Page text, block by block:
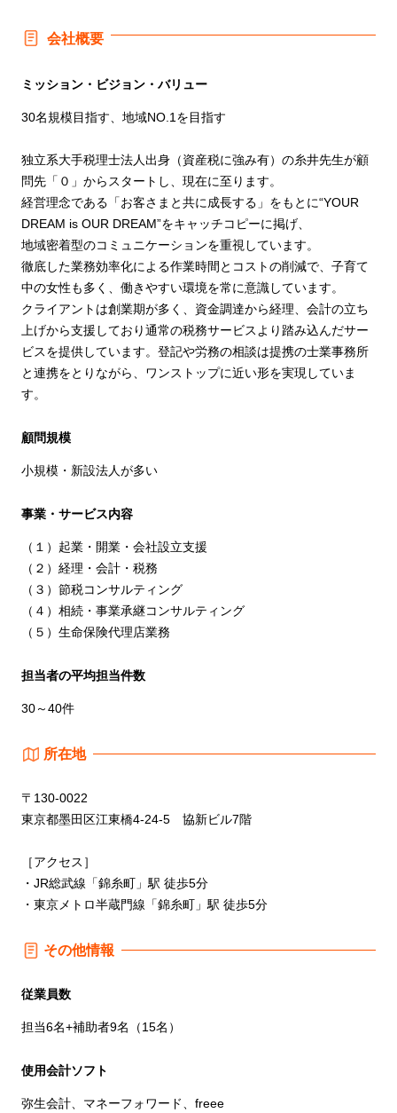
会社概要
ミッション・ビジョン・バリュー
30名規模目指す、地域NO.1を目指す
独立系大手税理士法人出身（資産税に強み有）の糸井先生が顧
問先「０」からスタートし、現在に至ります。
経営理念である「お客さまと共に成長する」をもとに“YOUR
DREAM is OUR DREAM”をキャッチコピーに掲げ、
地域密着型のコミュニケーションを重視しています。
徹底した業務効率化による作業時間とコストの削減で、子育て
中の女性も多く、働きやすい環境を常に意識しています。
クライアントは創業期が多く、資金調達から経理、会計の立ち
上げから支援しており通常の税務サービスより踏み込んだサー
ビスを提供しています。登記や労務の相談は提携の士業事務所
と連携をとりながら、ワンストップに近い形を実現していま
す。
顧問規模
小規模・新設法人が多い
事業・サービス内容
（１）起業・開業・会社設立支援
（２）経理・会計・税務
（３）節税コンサルティング
（４）相続・事業承継コンサルティング
（５）生命保険代理店業務
担当者の平均担当件数
30～40件
所在地
〒130-0022
東京都墨田区江東橋4-24-5 協新ビル7階
［アクセス］
・JR総武線「錦糸町」駅 徒歩5分
・東京メトロ半蔵門線「錦糸町」駅 徒歩5分
その他情報
従業員数
担当6名+補助者9名（15名）
使用会計ソフト
弥生会計、マネーフォワード、freee